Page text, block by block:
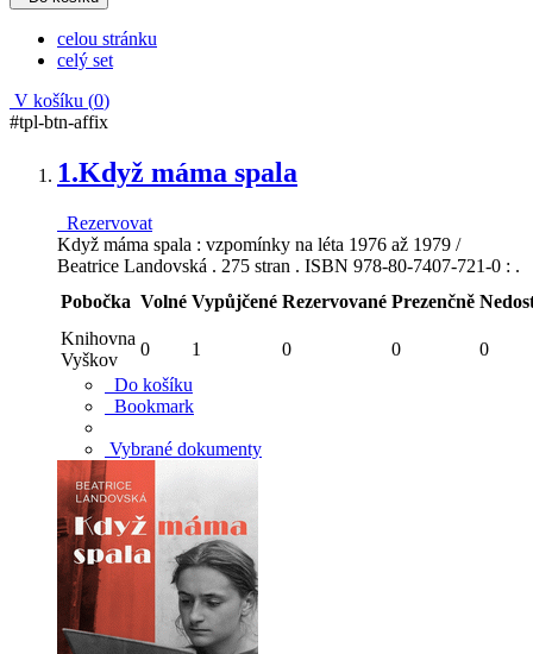
celou stránku
celý set
V košíku (0)
#tpl-btn-affix
1.Když máma spala
Rezervovat
Když máma spala : vzpomínky na léta 1976 až 1979 /
Beatrice Landovská . 275 stran . ISBN 978-80-7407-721-0 : .
Pobočka Volné Vypůjčené Rezervované Prezenčně
Knihovna
Vyškov
0 1 0 0
0
Do košíku
Bookmark
Vybrané dokumenty